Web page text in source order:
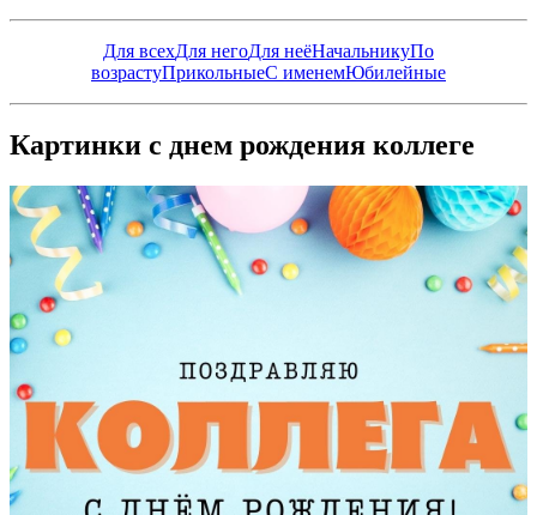
Для всехДля негоДля неёНачальникуПо
возрастуПрикольныеС именемЮбилейные
Картинки с днем рождения коллеге